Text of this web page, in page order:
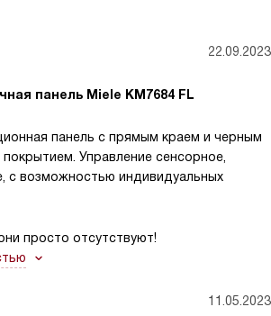
22.09.2023
панель Miele KM7684 FL
панель с прямым краем и черным
Управление сенсорное,
с возможностью индивидуальных
просто отсутствуют!
11.05.2023